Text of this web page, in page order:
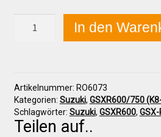
Test Startseite
Infos zu unseren Produkten
GSX-
2008-
2010
Polster,
klein
In den
Artikelnummer: RO6073
Kategorien: Suzuki, GSXR600/750
Schlagwörter: Suzuki, GSXR600,
Teilen auf..